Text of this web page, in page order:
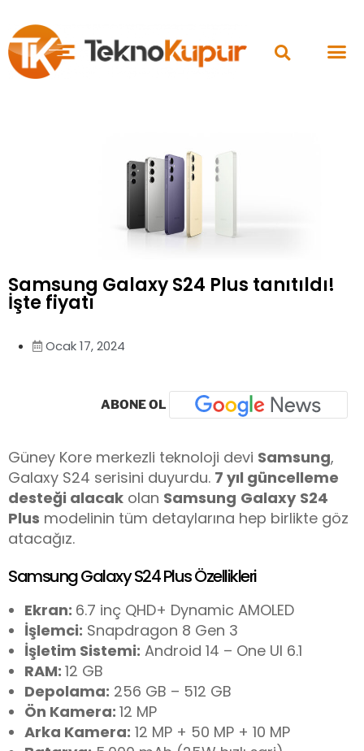
Samsung Galaxy S24 Plus tanıtıldı!
İşte fiyatı
Ocak 17, 2024
ABONE OL
Güney Kore merkezli teknoloji devi Samsung,
Galaxy S24 serisini duyurdu. 7 yıl güncelleme
desteği alacak olan Samsung Galaxy S24
Plus modelinin tüm detaylarına hep birlikte göz
atacağız.
Samsung Galaxy S24 Plus Özellikleri
Ekran: 6.7 inç QHD+ Dynamic AMOLED
İşlemci: Snapdragon 8 Gen 3
İşletim Sistemi: Android 14 – One UI 6.1
RAM: 12 GB
Depolama: 256 GB – 512 GB
Ön Kamera: 12 MP
Arka Kamera: 12 MP + 50 MP + 10 MP